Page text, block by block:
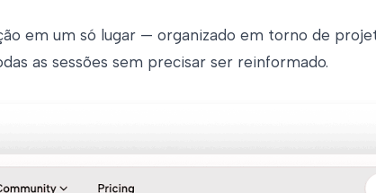
em um só lugar — organizado em torno de
as sessões sem precisar ser reinformado.